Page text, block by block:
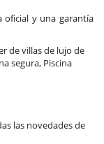
oficial y una garantía
de villas de lujo de
segura, Piscina
las novedades de